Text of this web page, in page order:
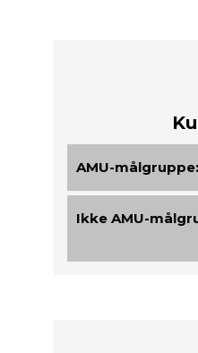
AMU-målgruppe:
Ikke AMU-